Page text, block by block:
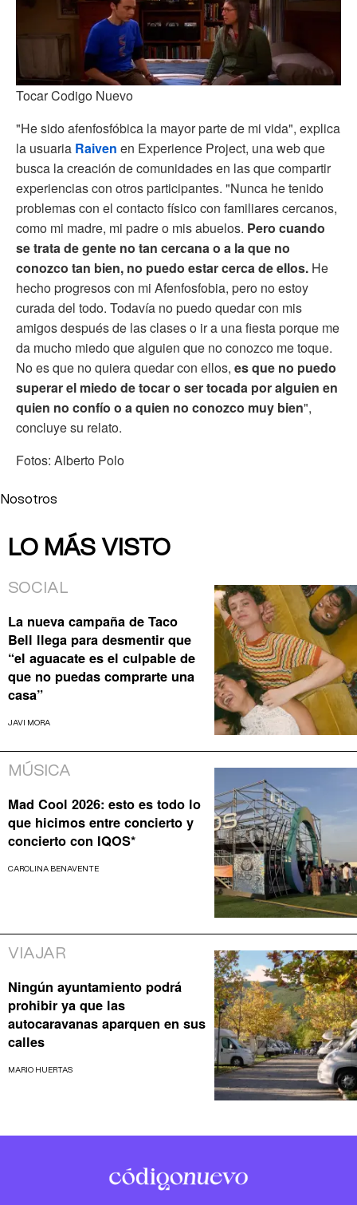
Tocar Codigo Nuevo
"He sido afenfosfóbica la mayor parte de mi vida", explica
la usuaria Raiven en Experience Project, una web que
busca la creación de comunidades en las que compartir
experiencias con otros participantes. "Nunca he tenido
problemas con el contacto físico con familiares cercanos,
como mi madre, mi padre o mis abuelos. Pero cuando
se trata de gente no tan cercana o a la que no
conozco tan bien, no puedo estar cerca de ellos. He
hecho progresos con mi Afenfosfobia, pero no estoy
curada del todo. Todavía no puedo quedar con mis
amigos después de las clases o ir a una fiesta porque me
da mucho miedo que alguien que no conozco me toque.
No es que no quiera quedar con ellos, es que no puedo
superar el miedo de tocar o ser tocada por alguien en
quien no confío o a quien no conozco muy bien",
concluye su relato.
Fotos: Alberto Polo
Nosotros
LO MÁS VISTO
SOCIAL
La nueva campaña de Taco
Bell llega para desmentir que
“el aguacate es el culpable de
que no puedas comprarte una
casa”
JAVI MORA
MÚSICA
Mad Cool 2026: esto es todo lo
que hicimos entre concierto y
concierto con IQOS*
CAROLINA BENAVENTE
VIAJAR
Ningún ayuntamiento podrá
prohibir ya que las
autocaravanas aparquen en sus
calles
MARIO HUERTAS